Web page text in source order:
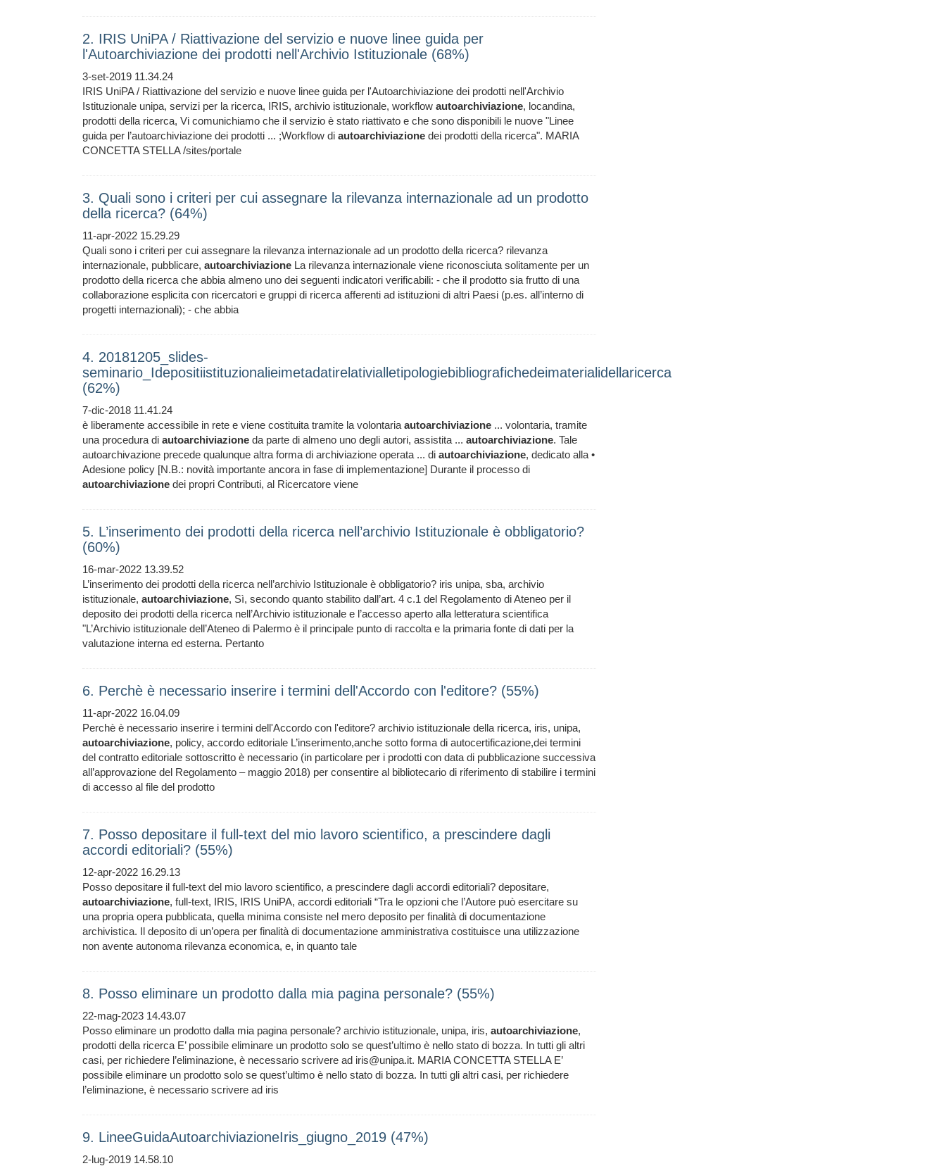
2. IRIS UniPA / Riattivazione del servizio e nuove linee guida per
l'Autoarchiviazione dei prodotti nell'Archivio Istituzionale (68%)
3-set-2019 11.34.24
IRIS UniPA / Riattivazione del servizio e nuove linee guida per l'Autoarchiviazione dei prodotti nell'Archivio
Istituzionale unipa, servizi per la ricerca, IRIS, archivio istituzionale, workflow autoarchiviazione, locandina,
prodotti della ricerca, Vi comunichiamo che il servizio è stato riattivato e che sono disponibili le nuove "Linee
guida per l’autoarchiviazione dei prodotti ... ;Workflow di autoarchiviazione dei prodotti della ricerca". MARIA
CONCETTA STELLA /sites/portale
3. Quali sono i criteri per cui assegnare la rilevanza internazionale ad un prodotto
della ricerca? (64%)
11-apr-2022 15.29.29
Quali sono i criteri per cui assegnare la rilevanza internazionale ad un prodotto della ricerca? rilevanza
internazionale, pubblicare, autoarchiviazione La rilevanza internazionale viene riconosciuta solitamente per un
prodotto della ricerca che abbia almeno uno dei seguenti indicatori verificabili: - che il prodotto sia frutto di una
collaborazione esplicita con ricercatori e gruppi di ricerca afferenti ad istituzioni di altri Paesi (p.es. all’interno di
progetti internazionali); - che abbia
4. 20181205_slides-
seminario_Idepositiistituzionalieimetadatirelativialletipologiebibliografichedeimaterialidellaricerca
(62%)
7-dic-2018 11.41.24
è liberamente accessibile in rete e viene costituita tramite la volontaria autoarchiviazione ... volontaria, tramite
una procedura di autoarchiviazione da parte di almeno uno degli autori, assistita ... autoarchiviazione. Tale
autoarchivazione precede qualunque altra forma di archiviazione operata ... di autoarchiviazione, dedicato alla •
Adesione policy [N.B.: novità importante ancora in fase di implementazione] Durante il processo di
autoarchiviazione dei propri Contributi, al Ricercatore viene
5. L’inserimento dei prodotti della ricerca nell’archivio Istituzionale è obbligatorio?
(60%)
16-mar-2022 13.39.52
L’inserimento dei prodotti della ricerca nell’archivio Istituzionale è obbligatorio? iris unipa, sba, archivio
istituzionale, autoarchiviazione, Sì, secondo quanto stabilito dall’art. 4 c.1 del Regolamento di Ateneo per il
deposito dei prodotti della ricerca nell’Archivio istituzionale e l’accesso aperto alla letteratura scientifica
"L’Archivio istituzionale dell’Ateneo di Palermo è il principale punto di raccolta e la primaria fonte di dati per la
valutazione interna ed esterna. Pertanto
6. Perchè è necessario inserire i termini dell'Accordo con l'editore? (55%)
11-apr-2022 16.04.09
Perchè è necessario inserire i termini dell'Accordo con l'editore? archivio istituzionale della ricerca, iris, unipa,
autoarchiviazione, policy, accordo editoriale L’inserimento,anche sotto forma di autocertificazione,dei termini
del contratto editoriale sottoscritto è necessario (in particolare per i prodotti con data di pubblicazione successiva
all’approvazione del Regolamento – maggio 2018) per consentire al bibliotecario di riferimento di stabilire i termini
di accesso al file del prodotto
7. Posso depositare il full-text del mio lavoro scientifico, a prescindere dagli
accordi editoriali? (55%)
12-apr-2022 16.29.13
Posso depositare il full-text del mio lavoro scientifico, a prescindere dagli accordi editoriali? depositare,
autoarchiviazione, full-text, IRIS, IRIS UniPA, accordi editoriali “Tra le opzioni che l’Autore può esercitare su
una propria opera pubblicata, quella minima consiste nel mero deposito per finalità di documentazione
archivistica. Il deposito di un’opera per finalità di documentazione amministrativa costituisce una utilizzazione
non avente autonoma rilevanza economica, e, in quanto tale
8. Posso eliminare un prodotto dalla mia pagina personale? (55%)
22-mag-2023 14.43.07
Posso eliminare un prodotto dalla mia pagina personale? archivio istituzionale, unipa, iris, autoarchiviazione,
prodotti della ricerca E’ possibile eliminare un prodotto solo se quest’ultimo è nello stato di bozza. In tutti gli altri
casi, per richiedere l’eliminazione, è necessario scrivere ad iris@unipa.it. MARIA CONCETTA STELLA E’
possibile eliminare un prodotto solo se quest’ultimo è nello stato di bozza. In tutti gli altri casi, per richiedere
l’eliminazione, è necessario scrivere ad iris
9. LineeGuidaAutoarchiviazioneIris_giugno_2019 (47%)
2-lug-2019 14.58.10